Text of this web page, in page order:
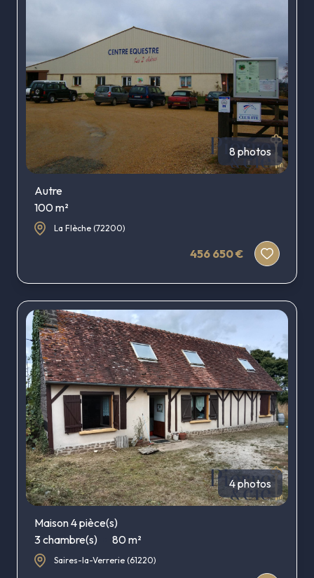
ALERTE
E-MAIL
CONTACT
8 photos
Autre
100 m²
La Flèche (72200)
456 650 €
4 photos
Maison 4 pièce(s)
3 chambre(s)
80 m²
Saires-la-Verrerie (61220)